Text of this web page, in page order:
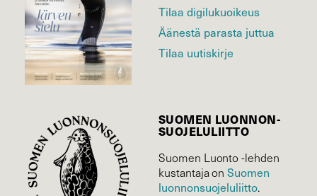
Tilaa digilukuoikeus
Äänestä parasta juttua
Tilaa uutiskirje
SUOMEN LUONNON­
SUOJELU­LIITTO
Suomen Luonto -lehden
kustantaja onSuomen
luonnonsuojelu­liitto.